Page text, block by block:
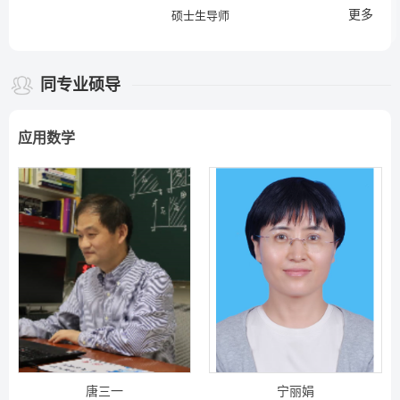
硕士生导师 更多
同专业硕导
应用数学
唐三一 宁丽娟